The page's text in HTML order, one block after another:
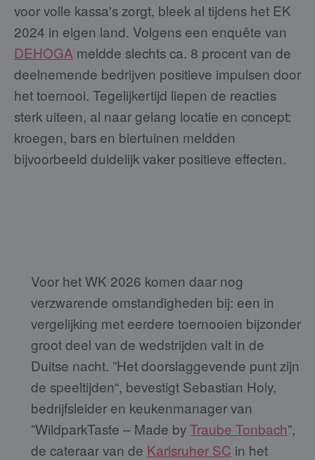
voor volle kassa's zorgt, bleek al tijdens het EK
2024 in eigen land. Volgens een enquête van
DEHOGA meldde slechts ca. 8 procent van de
deelnemende bedrijven positieve impulsen door
het toernooi. Tegelijkertijd liepen de reacties
sterk uiteen, al naar gelang locatie en concept:
kroegen, bars en biertuinen meldden
bijvoorbeeld duidelijk vaker positieve effecten.
Voor het WK 2026 komen daar nog
verzwarende omstandigheden bij: een in
vergelijking met eerdere toernooien bijzonder
groot deel van de wedstrijden valt in de
Duitse nacht. ”Het doorslaggevende punt zijn
de speeltijden“, bevestigt Sebastian Holy,
bedrijfsleider en keukenmanager van
”WildparkTaste – Made byTraube Tonbach”,
de cateraar van de Karlsruher SC in het